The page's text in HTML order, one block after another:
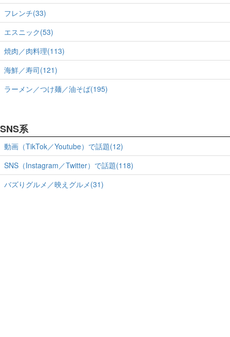
フレンチ(33)
エスニック(53)
焼肉／肉料理(113)
海鮮／寿司(121)
ラーメン／つけ麺／油そば(195)
SNS系
動画（TikTok／Youtube）で話題(12)
SNS（Instagram／Twitter）で話題(118)
バズりグルメ／映えグルメ(31)